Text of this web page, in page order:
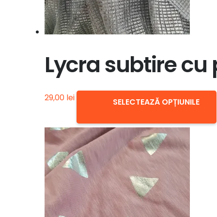
Lycra subtire
29,00 lei SELECTEAZĂ OPȚIUNILE